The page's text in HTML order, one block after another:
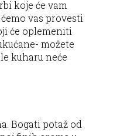
koje će vam
vas provesti
će oplemeniti
možete
kuharu neće
Bogati potaž od